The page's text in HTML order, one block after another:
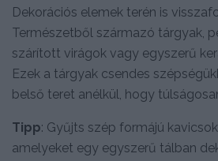
Dekorációs elemek terén is
Természetből származó tárgyak,
szárított virágok vagy egyszerű
Ezek a tárgyak csendes
belső teret anélkül, hogy
Tipp: Gyűjts szép formájú
amelyeket egy egyszerű tálban